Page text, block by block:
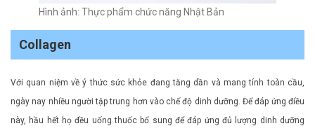
Hình ảnh: Thực phẩm chức năng Nhật Bản
Collagen
Với quan niệm về ý thức sức khỏe đang tăng dần và mang tính toàn cầu,
ngày nay nhiều người tập trung hơn vào chế độ dinh dưỡng. Để đáp ứng điều
này, hầu hết họ đều uống thuốc bổ sung để đáp ứng đủ lượng dinh dưỡng